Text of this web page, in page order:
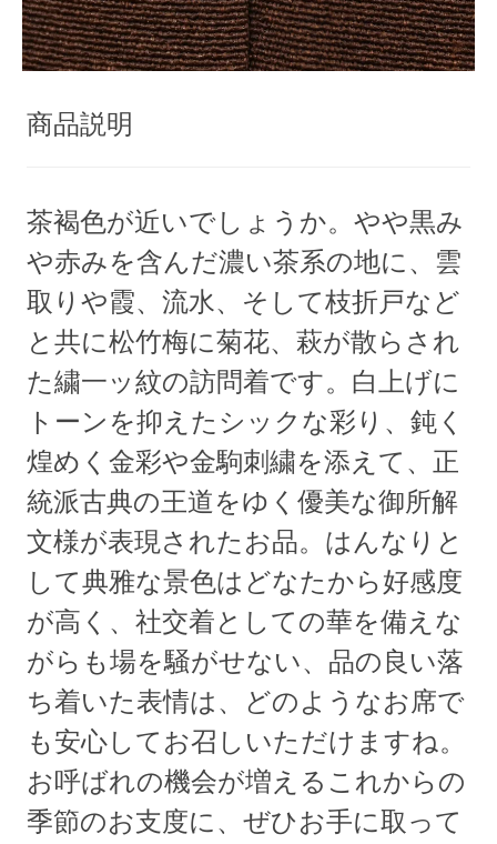
商品説明
茶褐色が近いでしょうか。やや黒み
や赤みを含んだ濃い茶系の地に、雲
取りや霞、流水、そして枝折戸など
と共に松竹梅に菊花、萩が散らされ
た繍一ッ紋の訪問着です。白上げに
トーンを抑えたシックな彩り、鈍く
煌めく金彩や金駒刺繍を添えて、正
統派古典の王道をゆく優美な御所解
文様が表現されたお品。はんなりと
して典雅な景色はどなたから好感度
が高く、社交着としての華を備えな
がらも場を騒がせない、品の良い落
ち着いた表情は、どのようなお席で
も安心してお召しいただけますね。
お呼ばれの機会が増えるこれからの
季節のお支度に、ぜひお手に取って